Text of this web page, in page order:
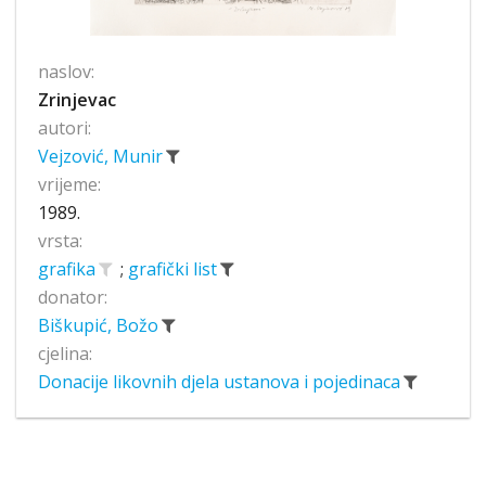
naslov:
Zrinjevac
autori:
Vejzović, Munir
vrijeme:
1989.
vrsta:
grafika
; grafički list
donator:
Biškupić, Božo
cjelina:
Donacije likovnih djela ustanova i pojedinaca